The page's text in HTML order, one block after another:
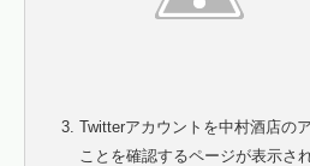
Twitterアカウントを中村酒店の
ことを確認するページが表示さ